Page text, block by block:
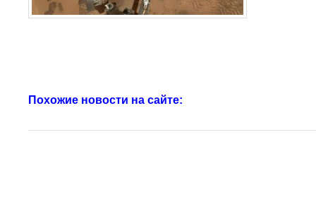
Похожие новости на сайте: